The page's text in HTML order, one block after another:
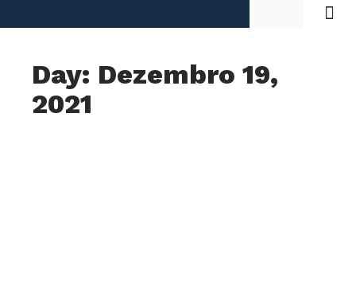
Day: Dezembro 19,
2021